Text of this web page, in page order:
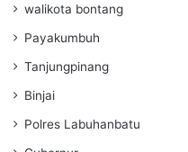
walikota bontang
Payakumbuh
Tanjungpinang
Binjai
Polres Labuhanbatu